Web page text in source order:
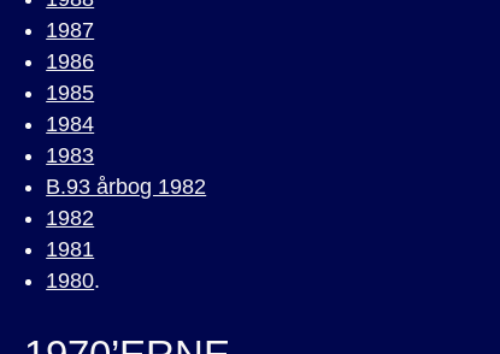
1987
1986
1985
1984
1983
B.93 årbog 1982
1982
1981
1980.